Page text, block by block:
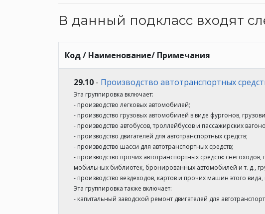
В данный подкласс входят
Код / Наименование/ Примечания
29.10 - Производство автотранспортных
Эта группировка включает:
- производство легковых автомобилей;
- производство грузовых автомобилей в виде фургонов,
- производство автобусов, троллейбусов и пассажирских
- производство двигателей для автотранспортных средств;
- производство шасси для автотранспортных средств;
- производство прочих автотранспортных средств:
мобильных библиотек, бронированных автомобилей и т. д.,
- производство вездеходов, картов и прочих машин этого
Эта группировка также включает:
- капитальный заводской ремонт двигателей для